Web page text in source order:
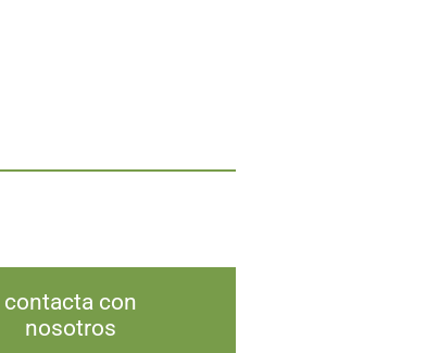
contacta con
nosotros